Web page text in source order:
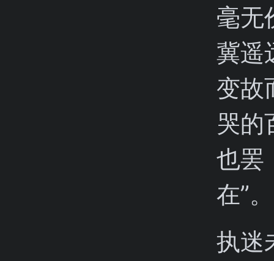
毫无
冀遥
变故
哭的
也罢
在”。
执迷